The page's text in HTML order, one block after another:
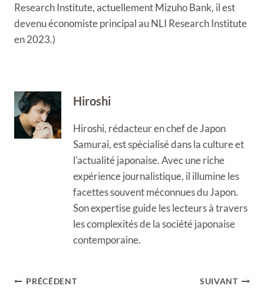
Research Institute, actuellement Mizuho Bank, il est
devenu économiste principal au NLI Research Institute
en 2023.)
Hiroshi
Hiroshi, rédacteur en chef de Japon
Samurai, est spécialisé dans la culture et
l'actualité japonaise. Avec une riche
expérience journalistique, il illumine les
facettes souvent méconnues du Japon.
Son expertise guide les lecteurs à travers
les complexités de la société japonaise
contemporaine.
Navigation
PRÉCÉDENT SUIVANT